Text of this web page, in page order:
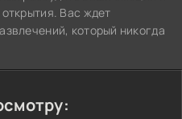
Вас ждет
который никогда